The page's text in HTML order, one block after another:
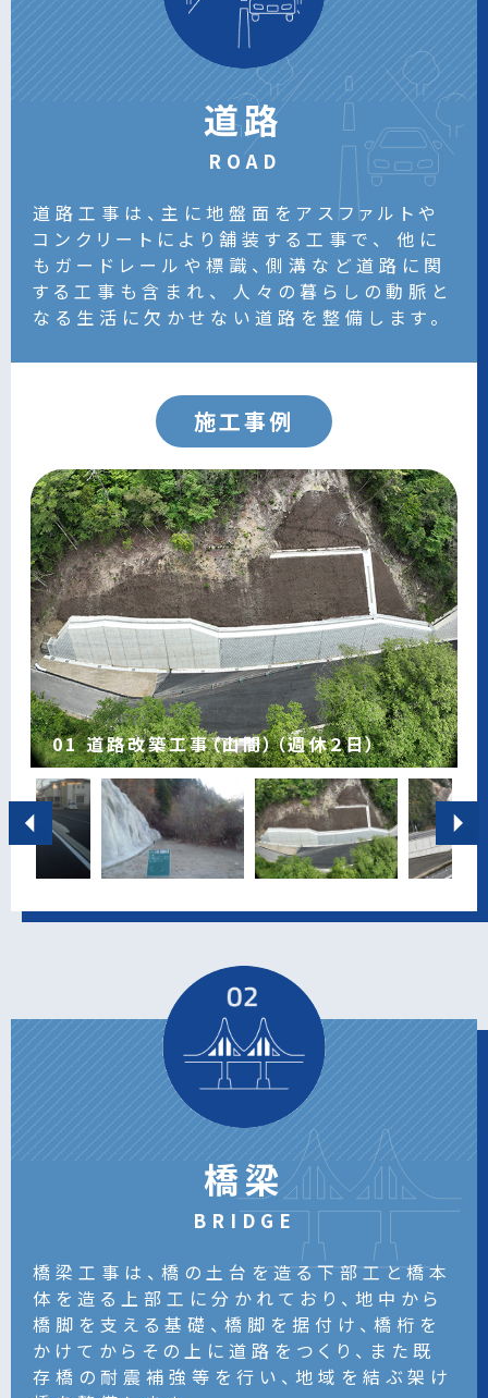
道路
ROAD
道路工事は、主に地盤面をアスファルトや
コンクリートにより舗装する工事で、
他に
もガードレールや標識、側溝など道路に関
する工事も含まれ、
人々の暮らしの動脈と
なる生活に欠かせない道路を整備します。
施工事例
01 道路改築工事（山間）（週休２日）
竣工 ：2026年7月
工事場所：豊田市三箇町地内
02 道路改良工事（1号工・週休2日）
竣工 ：2026年2月
工事場所：豊田市大内町地内
03 道路改良工事（2号工）
竣工 ：2025年3月
工事場所：豊田市大内町地内
04 道路改良工事（ICT簡易・週休2日）
竣工 ：2024年3月
工事場所：豊田市須渕町地内 主要地方道豊田明智線
05 雁又泥亀首１号線道路改良工事
竣工 ：2024年3月
工事場所：長久手市岩作酉立花地内外 市道雁又泥亀首
１号線
06 神殿地区農道改良工事（週休２日制工
事）
竣工 ：2024年2月
工事場所：豊田市神殿町地内
07 臼木2号線 林道改良工事（週休2日制
工事）
竣工 ：2023年12月
工事場所：豊田市上八木町地内
08 道路改良工事(2号工)(ICT希望・遠隔
臨場)
竣工 ：2022年10月
工事場所：豊田市越戸町地内 一般県道西中山越戸停車
場線
09 豊田土橋土地区画整理事業 道路築造
工事その27
竣工 ：2021年3月
工事場所：豊田市土橋町地内
10 都市計画道路高橋細谷線 道路改良工
事(その2)
竣工 ：2020年3月
工事場所：豊田市野見町地内
11 一般県道加茂川志賀線 道路改良工事
竣工 ：2019年12月
工事場所：豊田市桂野町地内
12 都市計画道路平戸橋土橋線 道路改良
工事(その2)
竣工 ：2019年3月
工事場所：豊田市平戸橋町地内
13 市道本地柿本線 道路改良工事
竣工 ：2019年3月
工事場所：豊田市柿本町地内
14 小川線 林道改良工事
竣工 ：2019年1月
工事場所：豊田市黒田町地内
橋梁
BRIDGE
橋梁工事は、橋の土台を造る下部工と橋本
体を造る上部工に分かれており、 地中から
橋脚を支える基礎、橋脚を据付け、橋桁を
かけてからその上に道路をつくり、 また既
存橋の耐震補強等を行い、地域を結ぶ架け